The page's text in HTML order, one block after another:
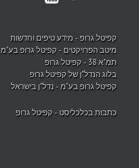
קפיטל גרופ - מידע טיפים וחדשות
מיטב הפרויקטים - קפיטל גרופ בע"מ
תמ"א 38 - קפיטל גרופ
בלוג הנדל"ן של קפיטל גרופ
קפיטל גרופ בע"מ - נדל"ן בישראל
כתבות בכלכליסט - קפיטל גרופ